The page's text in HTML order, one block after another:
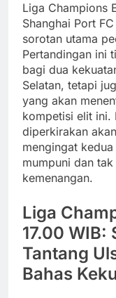
Liga Champions
Shanghai Port
sorotan utama
Pertandingan ini
bagi dua
Selatan, tetapi
yang akan
kompetisi elit ini.
diperkirakan
mengingat
mumpuni dan
kemenangan.
Liga
17.00 WIB:
Tantang
Bahas